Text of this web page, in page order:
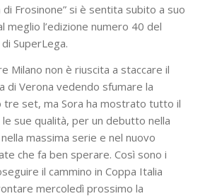
di Frosinone” si è sentita subito a suo
meglio l’edizione numero 40 del
SuperLega.
Milano non è riuscita a staccare il
di Verona vedendo sfumare la
tre set, ma Sora ha mostrato tutto il
sue qualità, per un debutto nella
massima serie e nel nuovo
che fa ben sperare. Così sono i
il cammino in Coppa Italia
mercoledì prossimo la